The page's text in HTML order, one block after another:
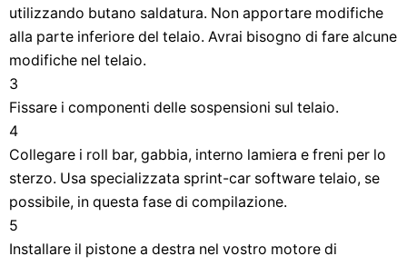
utilizzando butano saldatura. Non apportare modifiche
alla parte inferiore del telaio. Avrai bisogno di fare alcune
modifiche nel telaio.
3
Fissare i componenti delle sospensioni sul telaio.
4
Collegare i roll bar, gabbia, interno lamiera e freni per lo
sterzo. Usa specializzata sprint-car software telaio, se
possibile, in questa fase di compilazione.
5
Installare il pistone a destra nel vostro motore di